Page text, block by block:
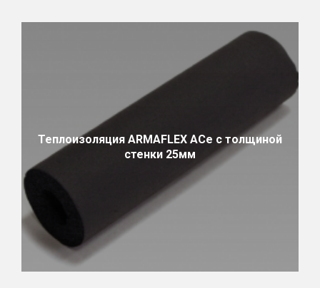
Теплоизоляция ARMAFLEX ACe с толщиной
стенки 25мм